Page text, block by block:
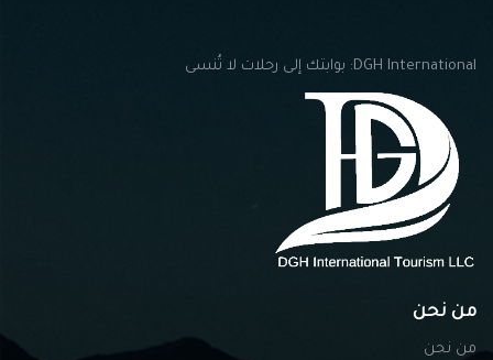
DGH International: بوابتك إلى رحلات لا تُنسى
من نحن
من نحن